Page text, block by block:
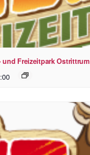
und Freizeitpark Ostrittrum